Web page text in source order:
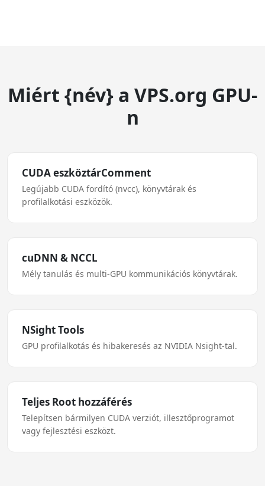
Miért {név} a VPS.org GPU-
n
CUDA eszköztárComment
Legújabb CUDA fordító (nvcc), könyvtárak és
profilalkotási eszközök.
cuDNN & NCCL
Mély tanulás és multi-GPU kommunikációs könyvtárak.
NSight Tools
GPU profilalkotás és hibakeresés az NVIDIA Nsight-tal.
Teljes Root hozzáférés
Telepítsen bármilyen CUDA verziót, illesztőprogramot
vagy fejlesztési eszközt.